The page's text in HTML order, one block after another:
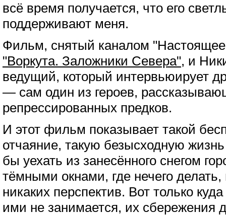
всё время получается, что его
поддерживают меня.
Фильм, снятый каналом
"Воркута. Заложники Севера", и
ведущий, который интервьюирует
— сам один из героев,
репрессированных предков.
И этот фильм показывает такой
отчаяние, такую безысходную
бы уехать из занесённого снегом
тёмными окнами, где нечего делать,
никаких перспектив. Вот только
ими не занимается, их сбережения